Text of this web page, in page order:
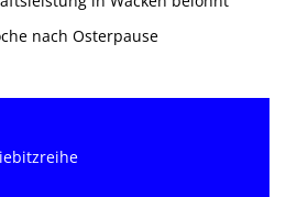
nach Osterpause